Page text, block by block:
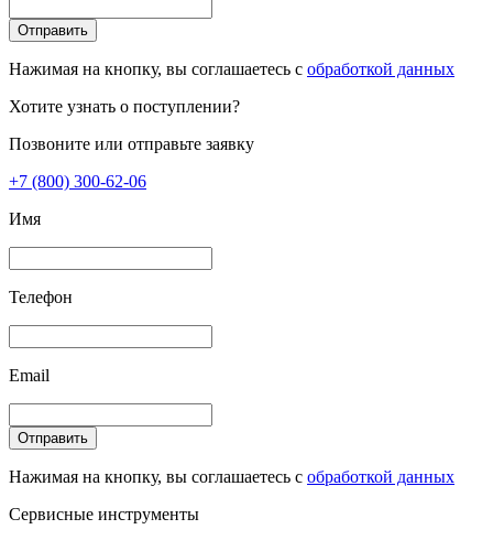
Отправить
Нажимая на кнопку, вы соглашаетесь с обработкой данных
Хотите узнать о поступлении?
Позвоните или отправьте заявку
+7 (800) 300-62-06
Имя
Телефон
Email
Отправить
Нажимая на кнопку, вы соглашаетесь с обработкой данных
Сервисные инструменты